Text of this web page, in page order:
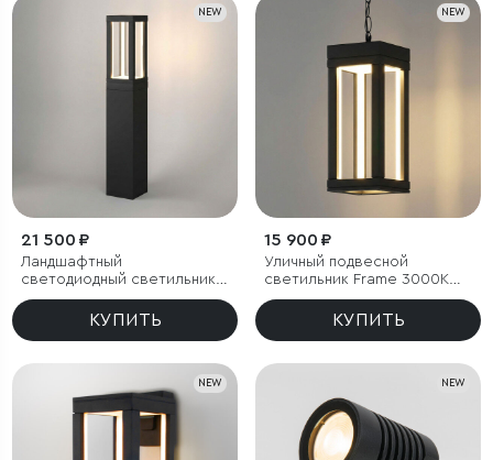
NEW
21 500 ₽
Ландшафтный
светодиодный светильник
Frame 3000K чёрный
КУПИТЬ
NEW
15 900 ₽
Уличный подвесной
светильник Frame 3000K
чёрный
КУПИТЬ
NEW NEW